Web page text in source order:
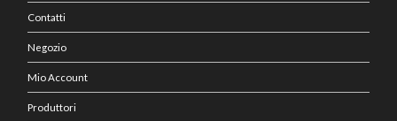
Contatti
Negozio
Mio Account
Produttori